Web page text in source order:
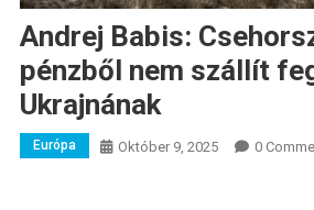
Andrej Babis:
pénzből nem szállít
Ukrajnának
Európa Október 9, 2025 0